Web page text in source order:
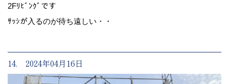
2Fﾘﾋﾞﾝｸﾞです
ｻｯｼが入るのが待ち遠しい・・
14. 2024年04月16日